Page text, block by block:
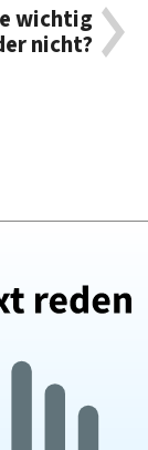
wichtig
nicht?